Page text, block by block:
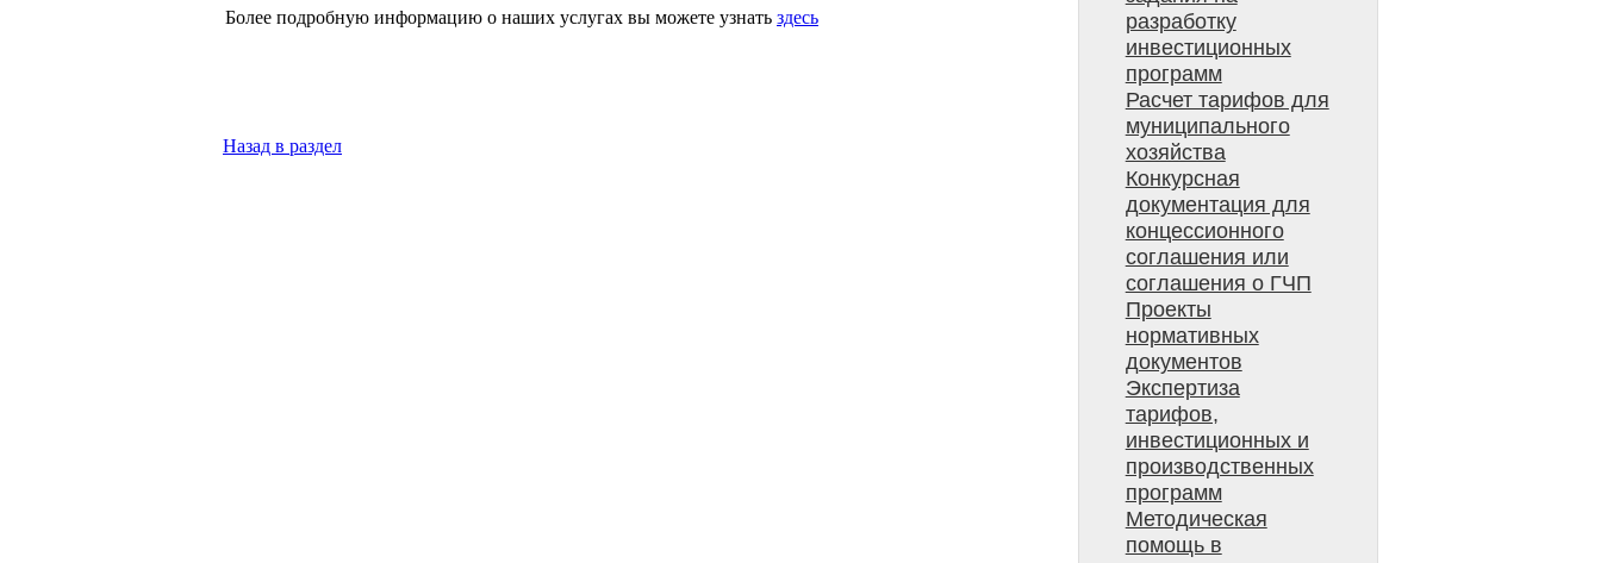
Более подробную информацию о наших услугах вы можете узнать здесь
Назад в раздел
разработку
инвестиционных
программ
Расчет тарифов для
муниципального
хозяйства
Конкурсная
документация для
концессионного
соглашения или
соглашения о ГЧП
Проекты
нормативных
документов
Экспертиза
тарифов,
инвестиционных и
производственных
программ
Методическая
помощь в